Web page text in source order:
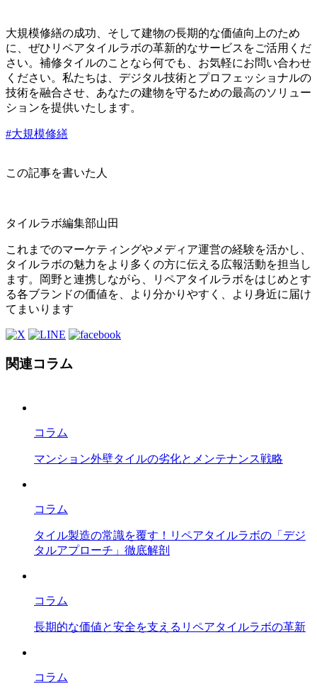
大規模修繕の成功、そして建物の長期的な価値向上のため
に、ぜひリペアタイルラボの革新的なサービスをご活用くだ
さい。補修タイルのことなら何でも、お気軽にお問い合わせ
ください。私たちは、デジタル技術とプロフェッショナルの
技術を融合させ、あなたの建物を守るための最高のソリュー
ションを提供いたします。
#大規模修繕
この記事を書いた人
タイルラボ編集部山田
これまでのマーケティングやメディア運営の経験を活かし、
タイルラボの魅力をより多くの方に伝える広報活動を担当し
ます。岡野と連携しながら、リペアタイルラボをはじめとす
る各ブランドの価値を、より分かりやすく、より身近に届け
てまいります
関連コラム
コラム
マンション外壁タイルの劣化とメンテナンス戦略
コラム
タイル製造の常識を覆す！リペアタイルラボの「デジ
タルアプローチ」徹底解剖
コラム
長期的な価値と安全を支えるリペアタイルラボの革新
コラム